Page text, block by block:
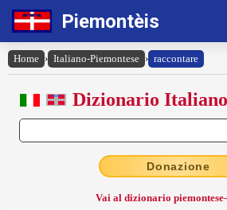
Piemontèis
Home › Italiano-Piemontese › raccontare
Dizionario
Donazione
Vai al dizionario